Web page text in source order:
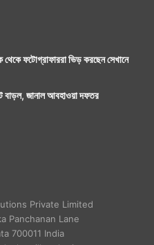
থেকে ফটোগ্রাফাররা ভিড় করছেন সেখানে
বাড়ল, জানাল আবহাওয়া দফতর
Private Limited
Panchanan Lane
700011 India